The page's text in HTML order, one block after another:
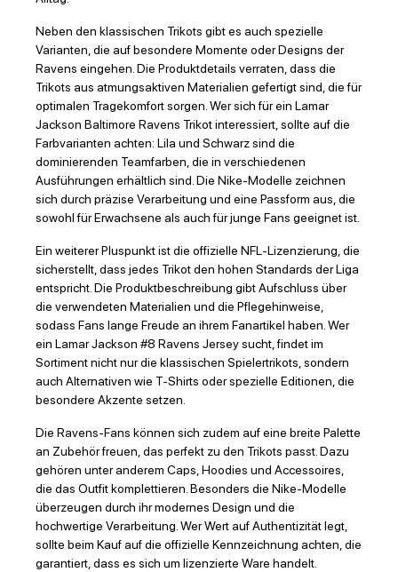
Neben den klassischen Trikots gibt es auch spezielle
Varianten, die auf besondere Momente oder Designs der
Ravens eingehen. Die Produktdetails verraten, dass die
Trikots aus atmungsaktiven Materialien gefertigt sind, die für
optimalen Tragekomfort sorgen. Wer sich für ein Lamar
Jackson Baltimore Ravens Trikot interessiert, sollte auf die
Farbvarianten achten: Lila und Schwarz sind die
dominierenden Teamfarben, die in verschiedenen
Ausführungen erhältlich sind. Die Nike-Modelle zeichnen
sich durch präzise Verarbeitung und eine Passform aus, die
sowohl für Erwachsene als auch für junge Fans geeignet ist.
Ein weiterer Pluspunkt ist die offizielle NFL-Lizenzierung, die
sicherstellt, dass jedes Trikot den hohen Standards der Liga
entspricht. Die Produktbeschreibung gibt Aufschluss über
die verwendeten Materialien und die Pflegehinweise,
sodass Fans lange Freude an ihrem Fanartikel haben. Wer
ein Lamar Jackson #8 Ravens Jersey sucht, findet im
Sortiment nicht nur die klassischen Spielertrikots, sondern
auch Alternativen wie T-Shirts oder spezielle Editionen, die
besondere Akzente setzen.
Die Ravens-Fans können sich zudem auf eine breite Palette
an Zubehör freuen, das perfekt zu den Trikots passt. Dazu
gehören unter anderem Caps, Hoodies und Accessoires,
die das Outfit komplettieren. Besonders die Nike-Modelle
überzeugen durch ihr modernes Design und die
hochwertige Verarbeitung. Wer Wert auf Authentizität legt,
sollte beim Kauf auf die offizielle Kennzeichnung achten, die
garantiert, dass es sich um lizenzierte Ware handelt.